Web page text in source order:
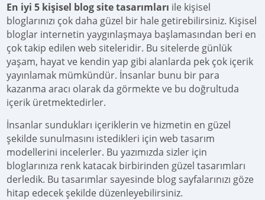
En iyi 5 kişisel blog site tasarımları ile kişisel
bloglarınızı çok daha güzel bir hale getirebilirsiniz. Kişisel
bloglar internetin yaygınlaşmaya başlamasından beri en
çok takip edilen web siteleridir. Bu sitelerde günlük
yaşam, hayat ve kendin yap gibi alanlarda pek çok içerik
yayınlamak mümkündür. İnsanlar bunu bir para
kazanma aracı olarak da görmekte ve bu doğrultuda
içerik üretmektedirler.
İnsanlar sundukları içeriklerin ve hizmetin en güzel
şekilde sunulmasını istedikleri için web tasarım
modellerini incelerler. Bu yazımızda sizler için
bloglarınıza renk katacak birbirinden güzel tasarımları
derledik. Bu tasarımlar sayesinde blog sayfalarınızı göze
hitap edecek şekilde düzenleyebilirsiniz.